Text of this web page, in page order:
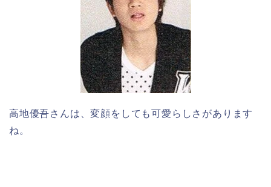
高地優吾さんは、変顔をしても可愛らしさがあります
ね。